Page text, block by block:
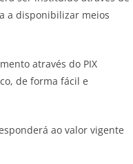
a disponibilizar meios
através do PIX
de forma fácil e
ao valor vigente